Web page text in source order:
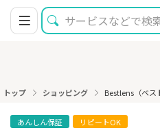
トップ ショッピング Bestlens（ベス
あんしん保証 リピートOK